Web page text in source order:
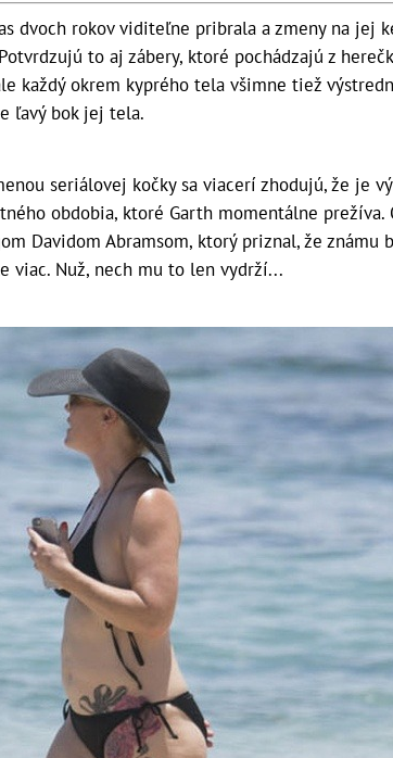
dvoch rokov viditeľne pribrala a zmeny na jej
to aj zábery, ktoré pochádzajú z
každý okrem kyprého tela všimne tiež
ľavý bok jej tela.
seriálovej kočky sa viacerí zhodujú, že je
obdobia, ktoré Garth momentálne
Davidom Abramsom, ktorý priznal, že známu
viac. Nuž, nech mu to len vydrží...